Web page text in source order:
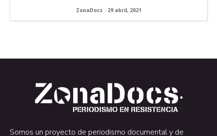
ZonaDocs - 29 abril, 2021
.
.
Somos un proyecto de periodismo documental y de